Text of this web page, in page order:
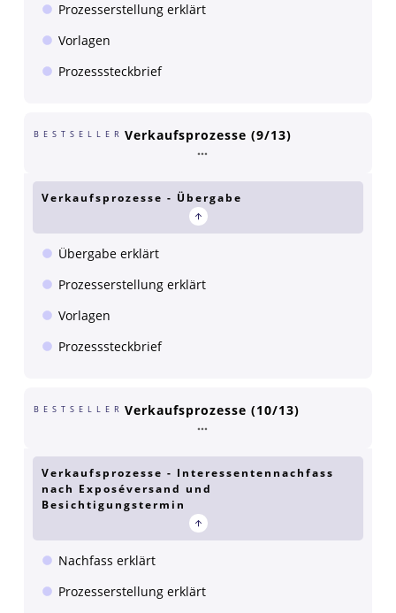
Prozesserstellung erklärt
Vorlagen
Prozesssteckbrief
BESTSELLER Verkaufsprozesse (9/13)
Verkaufsprozesse - Übergabe
Übergabe erklärt
Prozesserstellung erklärt
Vorlagen
Prozesssteckbrief
BESTSELLER Verkaufsprozesse (10/13)
Verkaufsprozesse - Interessentennachfass
nach Exposéversand und
Besichtigungstermin
Nachfass erklärt
Prozesserstellung erklärt